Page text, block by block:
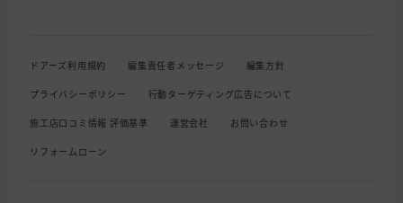
ドアーズ利用規約 編集責任者メッセージ 編集方針
プライバシーポリシー 行動ターゲティング広告について
施工店口コミ情報 評価基準 運営会社 お問い合わせ
リフォームローン